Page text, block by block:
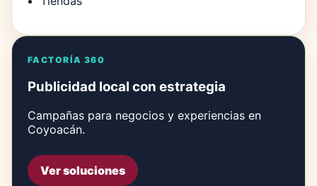
FACTORÍA 360
Publicidad local con estrategia
Campañas para negocios y experiencias en
Coyoacán.
Ver soluciones